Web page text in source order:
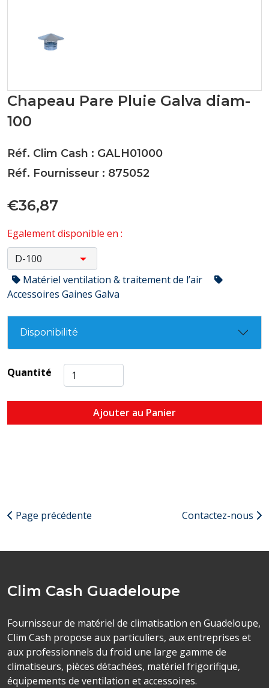
Chapeau Pare Pluie Galva diam-
100
Réf. Clim Cash : GALH01000
Réf. Fournisseur : 875052
€36,87
Egalement disponible en :
Matériel ventilation & traitement de l’air
Accessoires Gaines Galva
Disponibilité
Quantité
Ajouter au Panier
Page précédente Contactez-nous
Clim Cash Guadeloupe
Fournisseur de matériel de climatisation en Guadeloupe,
Clim Cash propose aux particuliers, aux entreprises et
aux professionnels du froid une large gamme de
climatiseurs, pièces détachées, matériel frigorifique,
équipements de ventilation et accessoires.